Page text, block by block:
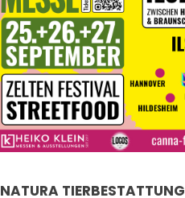
NATURA TIERBESTATTUNG